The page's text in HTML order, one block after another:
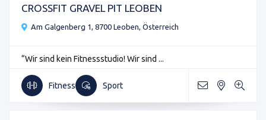
CROSSFIT GRAVEL PIT LEOBEN
Am Galgenberg 1, 8700 Leoben, Österreich
“Wir sind kein Fitnessstudio! Wir sind ...
Fitness Sport